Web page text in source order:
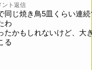
ト返信
同じ焼き鳥5皿くらい連
わ
たかもしれないけど、大
る